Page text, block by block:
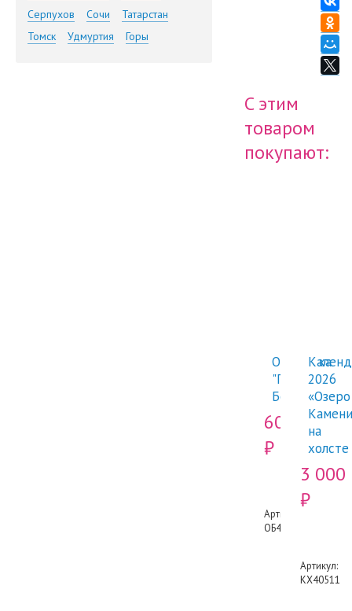
Серпухов
Сочи
Татарстан
Томск
Удмуртия Горы
C этим
товаром
покупают:
Открытка
"Гора
Белуха"
60
₽
Артикул:
ОБ43003
2026
«Озеро
на
холсте
3 000
₽
Артикул:
КХ40511